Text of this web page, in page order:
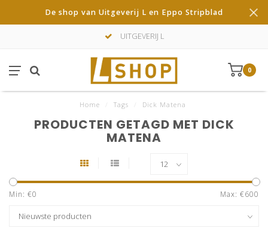
De shop van Uitgeverij L en Eppo Stripblad
UITGEVERIJ L
0
Home Tags Dick Matena
PRODUCTEN GETAGD MET DICK
MATENA
Min: €0 Max: €600